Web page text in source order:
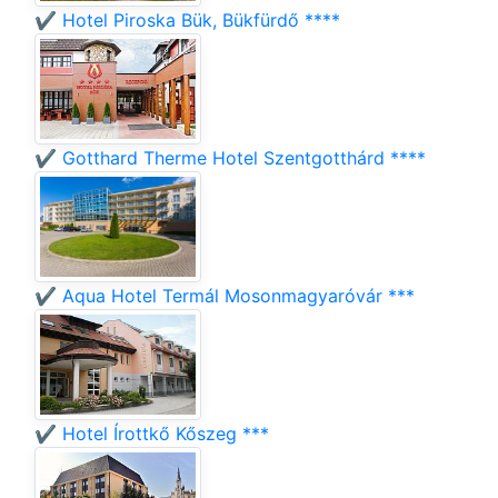
✔️ Hotel Piroska Bük, Bükfürdő ****
✔️ Gotthard Therme Hotel Szentgotthárd ****
✔️ Aqua Hotel Termál Mosonmagyaróvár ***
✔️ Hotel Írottkő Kőszeg ***